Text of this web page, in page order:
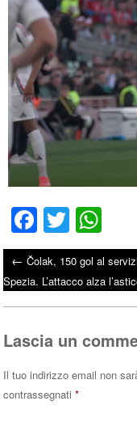
Fa
ce
bo
ok
T
wi
tte
r
ha
ts
A
Post
← Čolak, 150 gol al
Spezia. L’attacco alza
Lascia un
Il tuo indirizzo email non
contrassegnati*